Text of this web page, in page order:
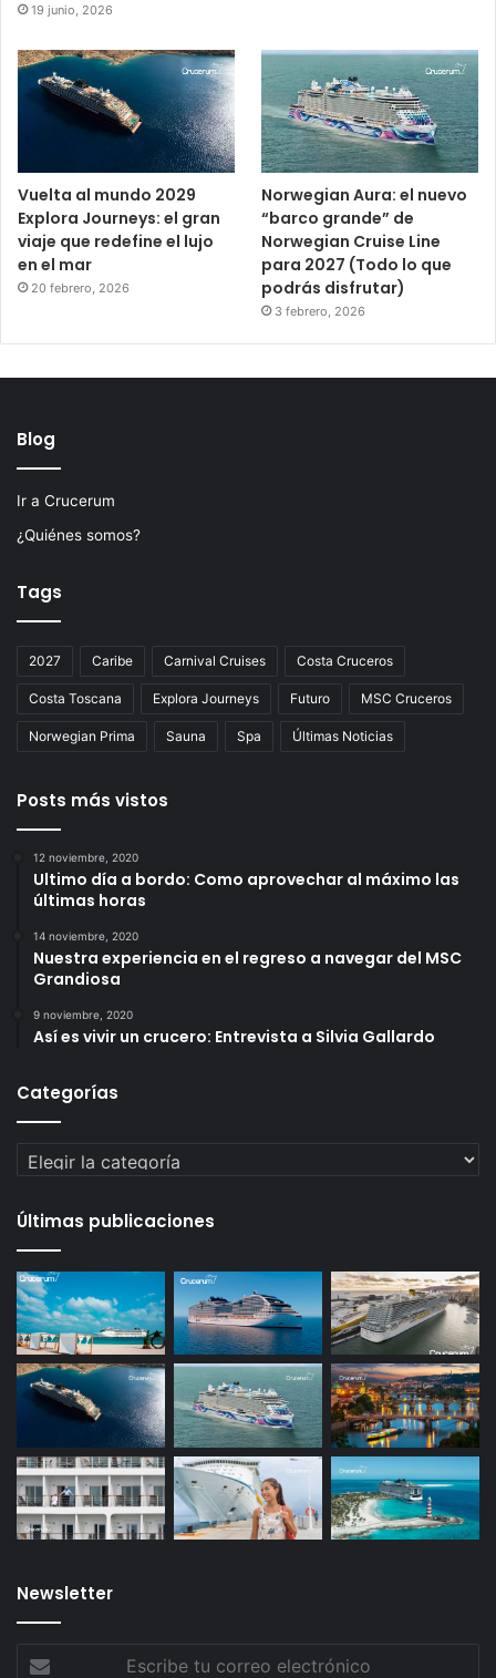
19 junio, 2026
Vuelta al mundo 2029
Explora Journeys: el gran
viaje que redefine el lujo
en el mar
20 febrero, 2026
Norwegian Aura: el nuevo
“barco grande” de
Norwegian Cruise Line
para 2027 (Todo lo que
podrás disfrutar)
3 febrero, 2026
Blog
Ir a Crucerum
¿Quiénes somos?
Tags
2027 Caribe Carnival Cruises Costa Cruceros
Costa Toscana Explora Journeys Futuro MSC Cruceros
Norwegian Prima Sauna Spa Últimas Noticias
Posts más vistos
12 noviembre, 2020
Ultimo día a bordo: Como aprovechar al máximo las
últimas horas
14 noviembre, 2020
Nuestra experiencia en el regreso a navegar del MSC
Grandiosa
9 noviembre, 2020
Así es vivir un crucero: Entrevista a Silvia Gallardo
Categorías
Categorías
Últimas publicaciones
Newsletter